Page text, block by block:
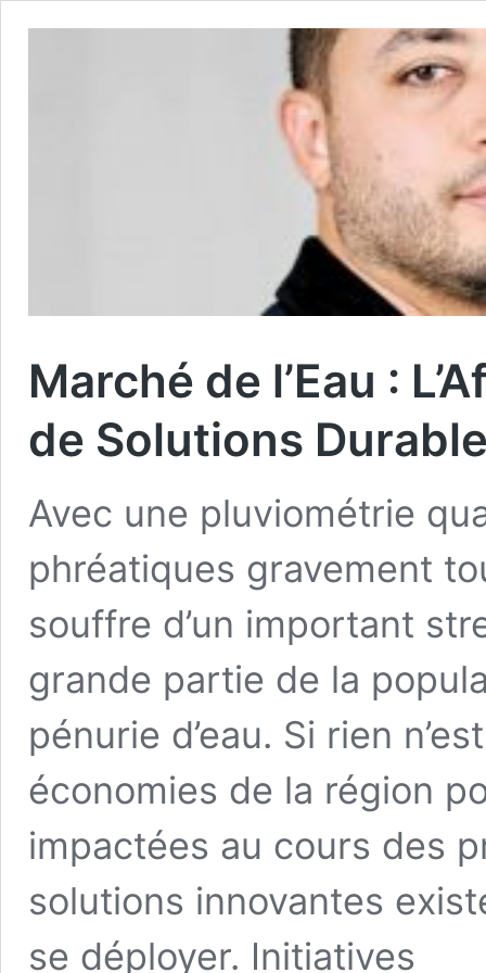
Marché de l’Eau :
de Solutions
Avec une pluviométrie
phréatiques gravement
souffre d’un important
grande partie de la
pénurie d’eau. Si rien
économies de la région
impactées au cours des
solutions innovantes
se déployer. Initiatives